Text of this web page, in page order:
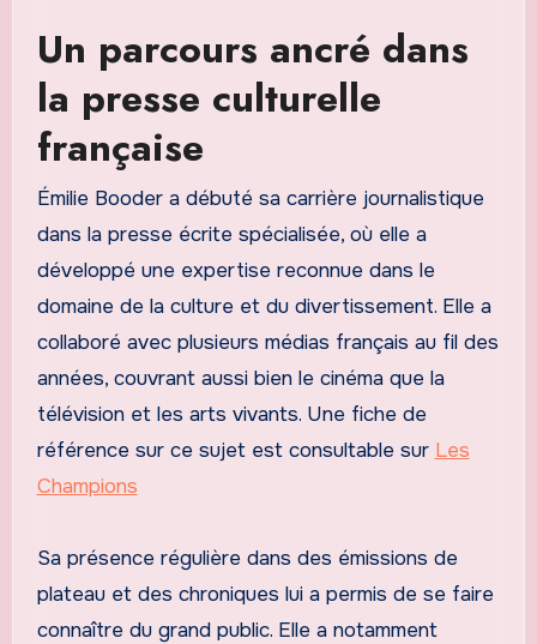
Un parcours ancré dans
la presse culturelle
française
Émilie Booder a débuté sa carrière journalistique
dans la presse écrite spécialisée, où elle a
développé une expertise reconnue dans le
domaine de la culture et du divertissement. Elle a
collaboré avec plusieurs médias français au fil des
années, couvrant aussi bien le cinéma que la
télévision et les arts vivants. Une fiche de
référence sur ce sujet est consultable sur Les
Champions
Sa présence régulière dans des émissions de
plateau et des chroniques lui a permis de se faire
connaître du grand public. Elle a notamment